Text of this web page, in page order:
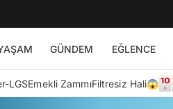
GÜNDEM EĞLENCE
LGSEmekli ZammıFiltresiz Hali😱